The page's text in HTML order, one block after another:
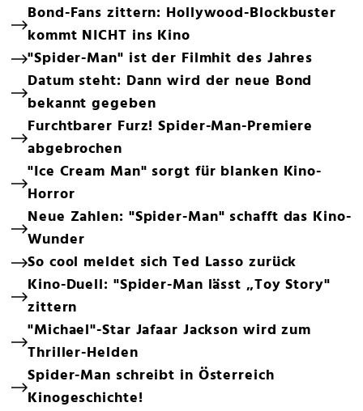
Bond-Fans zittern: Hollywood-Blockbuster
kommt NICHT ins Kino
"Spider-Man" ist der Filmhit des Jahres
Datum steht: Dann wird der neue Bond
bekannt gegeben
Furchtbarer Furz! Spider-Man-Premiere
abgebrochen
"Ice Cream Man" sorgt für blanken Kino-
Horror
Neue Zahlen: "Spider-Man" schafft das Kino-
Wunder
So cool meldet sich Ted Lasso zurück
Kino-Duell: "Spider-Man lässt „Toy Story"
zittern
"Michael"-Star Jafaar Jackson wird zum
Thriller-Helden
Spider-Man schreibt in Österreich
Kinogeschichte!